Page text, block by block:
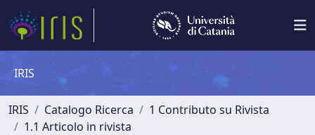
IRIS
IRIS Catalogo Ricerca
1 Contributo su Rivista
1.1 Articolo in rivista